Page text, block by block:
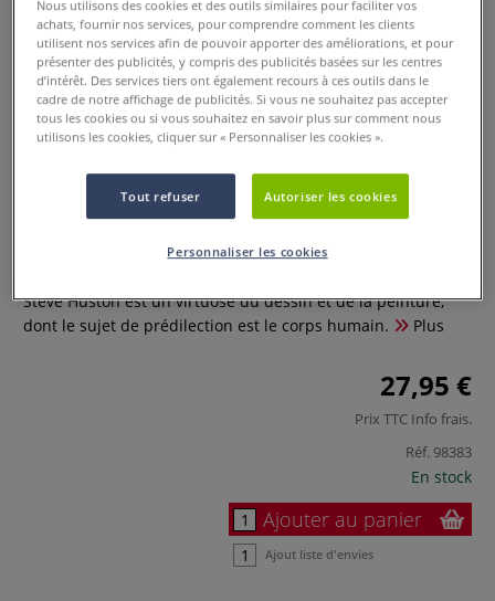
Dessiner le corps humain - Toutes
les clés pour progresser
0 Commentaires
Steve Huston est un virtuose du dessin et de la peinture,
dont le sujet de prédilection est le corps humain.
Plus
27,95 €
Prix TTC Info frais.
Réf. 98383
En stock
Ajouter au panier
Ajout liste d'envies
Nous utilisons des cookies et des outils similaires pour faciliter vos
achats, fournir nos services, pour comprendre comment les clients
utilisent nos services afin de pouvoir apporter des améliorations, et pour
présenter des publicités, y compris des publicités basées sur les centres
d’intérêt. Des services tiers ont également recours à ces outils dans le
cadre de notre affichage de publicités. Si vous ne souhaitez pas accepter
tous les cookies ou si vous souhaitez en savoir plus sur comment nous
utilisons les cookies, cliquer sur « Personnaliser les cookies ».
Tout refuser Autoriser les cookies
Personnaliser les cookies